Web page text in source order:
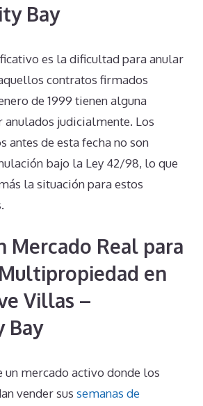
Bay
es la dificultad para anular
contratos firmados
de 1999 tienen alguna
judicialmente. Los
antes de esta fecha no son
bajo la Ley 42/98, lo que
la situación para estos
Mercado Real para
en
Villas –
Bay
un mercado activo donde los
vender sus semanas de